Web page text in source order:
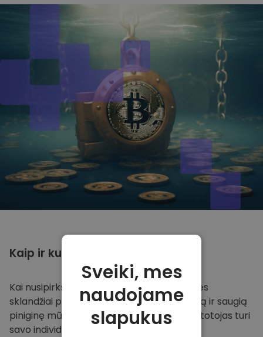
Kaip ir kur
Kai nusipirksite Kriptomat platformoje
, mes
sklandžiai pervesime valiutą į jūsų specialią ir saugią
piniginę mūsų platformoje. Kiekvienas vartotojas turi
savo individualią piniginę.
Sveiki, mes
naudojame
slapukus